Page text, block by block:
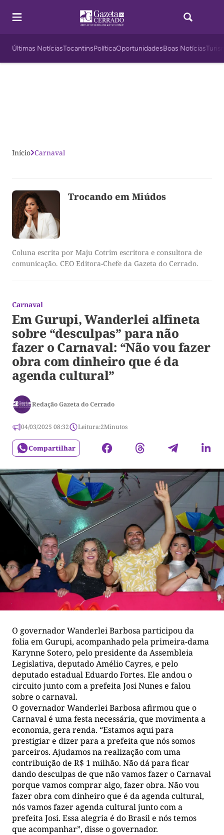
Últimas NotíciasTocantinsPolíticaOportunidadesBoas Notícias
Início Carnaval
Trocando em Miúdos
Coluna escrita por Maju Cotrim escritora e consultora de
comunicação. CEO Editora-Chefe da Gazeta do Cerrado.
Carnaval
Em Gurupi, Wanderlei alfineta
sobre “desculpas” para não
fazer o Carnaval: “Não vou fazer
obra com dinheiro que é da
agenda cultural”
Redação Gazeta do Cerrado
04/03/2025 08:32 Leitura:2Minutos
Compartilhar
O governador Wanderlei Barbosa participou da
folia em Gurupi, acompanhado pela primeira-dama
Karynne Sotero, pelo presidente da Assembleia
Legislativa, deputado Amélio Cayres, e pelo
deputado estadual Eduardo Fortes. Ele andou o
circuito junto com a prefeita Josi Nunes e falou
sobre o carnaval.
O governador Wanderlei Barbosa afirmou que o
Carnaval é uma festa necessária, que movimenta a
economia, gera renda. “Estamos aqui para
prestigiar e dizer para a prefeita que nós somos
parceiros. Ajudamos na realização com uma
contribuição de R$ 1 milhão. Não dá para ficar
dando desculpas de que não vamos fazer o Carnaval
porque vamos comprar algo, fazer obra. Não vou
fazer obra com dinheiro que é da agenda cultural,
nós vamos fazer agenda cultural junto com a
prefeita Josi. Essa alegria é do Brasil e nós temos
que acompanhar”, disse o governador.